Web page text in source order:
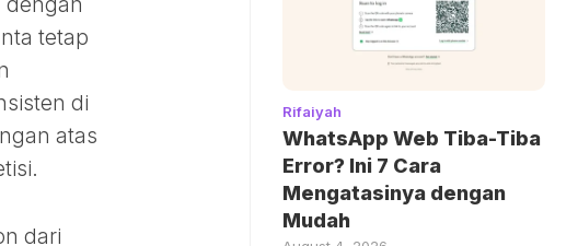
tetap
di
atas
dari
Rifaiyah
WhatsApp Web Tiba-Tiba
Error? Ini 7 Cara
Mengatasinya dengan
Mudah